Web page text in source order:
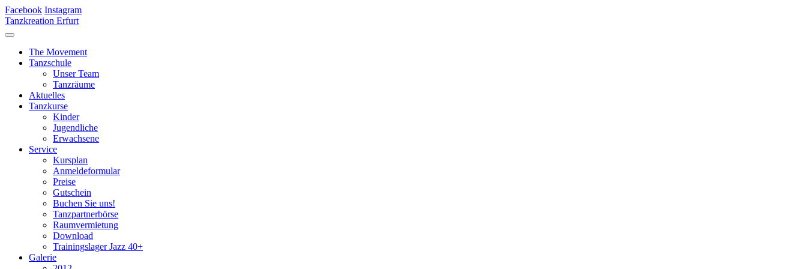
Facebook Instagram
Tanzkreation Erfurt
The Movement
Tanzschule
Unser Team
Tanzräume
Aktuelles
Tanzkurse
Kinder
Jugendliche
Erwachsene
Service
Kursplan
Anmeldeformular
Preise
Gutschein
Buchen Sie uns!
Tanzpartnerbörse
Raumvermietung
Download
Trainingslager Jazz 40+
Galerie